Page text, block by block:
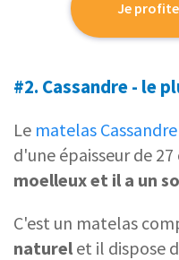
Je
#2. Cassandre - le
Le matelas Cassandre
d'une épaisseur de 27
moelleux et il a un
C'est un matelas
naturel et il dispose